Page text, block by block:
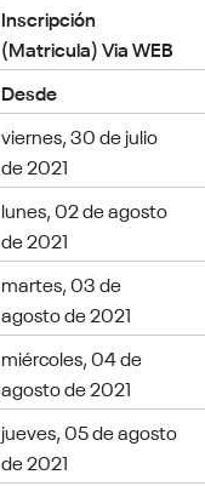
Inscripción
(Matricula) Via WEB
Desde
viernes, 30 de julio
de 2021
lunes, 02 de agosto
de 2021
martes, 03 de
agosto de 2021
miércoles, 04 de
agosto de 2021
jueves, 05 de agosto
de 2021